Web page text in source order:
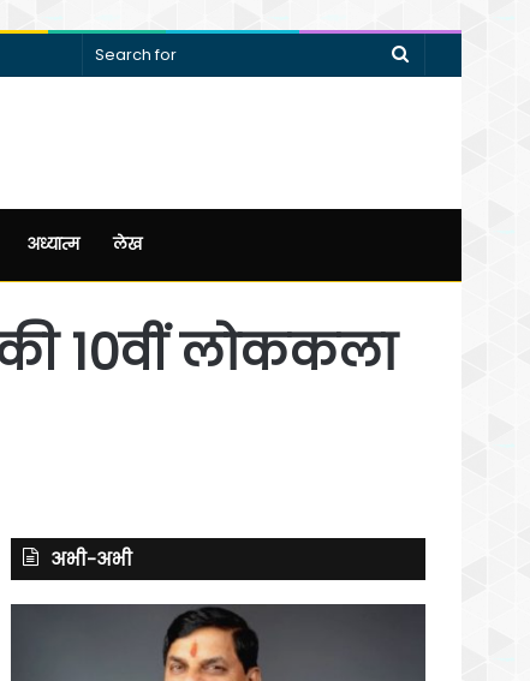
Search
अध्यात्म लेख
10वीं लोककला
अभी-अभी